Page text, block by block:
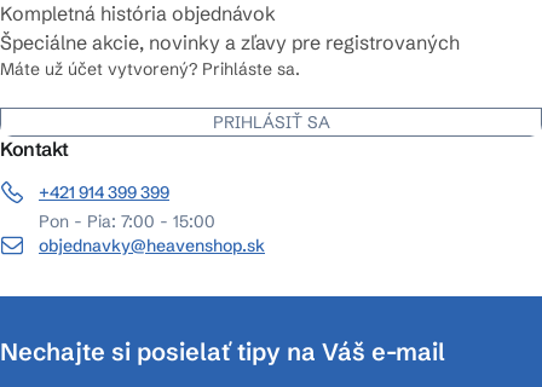
Kompletná história objednávok
Špeciálne akcie, novinky a zľavy pre registrovaných
Máte už účet vytvorený? Prihláste sa.
PRIHLÁSIŤ SA
Kontakt
+421 914 399 399
Pon - Pia: 7:00 - 15:00
objednavky@heavenshop.sk
Nechajte si posielať tipy na Váš e-mail